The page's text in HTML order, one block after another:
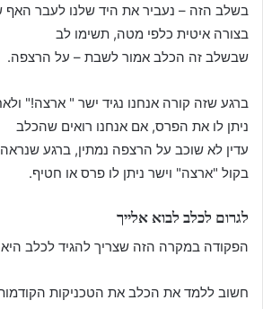
בשלב הזה – נעביר את היד שלנו לעבר האף
בצורה איטית כלפי מטה, תשימו לב
שבשלב זה הכלב אמור לשבת – על הרצפה.
ברגע שזה קורה אנחנו נגיד ישר " ארצה!"
ניתן לו את הפרס, אם אנחנו רואים שהכלב
עדין לא שוכב על הרצפה נמתין, ברגע שנראה
בקול "ארצה" וישר ניתן לו פרס או חטיף.
לגרום לכלב לבוא אלייך
הפקודה במקרה הזה שצריך להגיד לכלב היא
חשוב ללמד את הכלב את הטכניקות הקודמות